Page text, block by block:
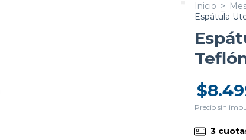
Inicio >
Espátula
Precio sin
3